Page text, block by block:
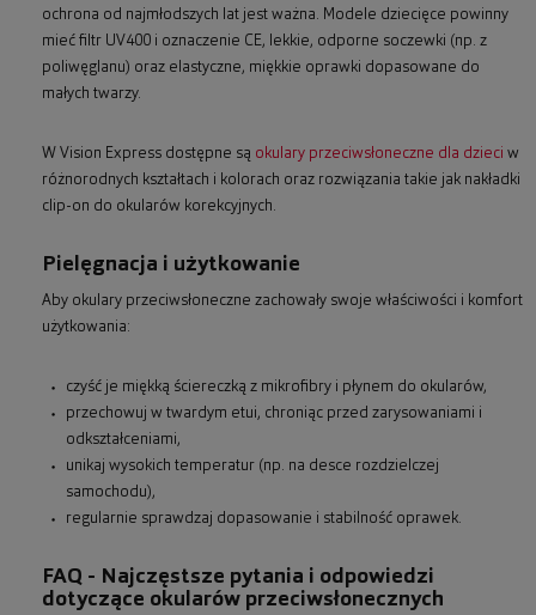
ochrona od najmłodszych lat jest ważna. Modele dziecięce powinny
mieć filtr UV400 i oznaczenie CE, lekkie, odporne soczewki (np. z
poliwęglanu) oraz elastyczne, miękkie oprawki dopasowane do
małych twarzy.
W Vision Express dostępne są okulary przeciwsłoneczne dla dzieci w
różnorodnych kształtach i kolorach oraz rozwiązania takie jak nakładki
clip-on do okularów korekcyjnych.
Pielęgnacja i użytkowanie
Aby okulary przeciwsłoneczne zachowały swoje właściwości i komfort
użytkowania:
czyść je miękką ściereczką z mikrofibry i płynem do okularów,
przechowuj w twardym etui, chroniąc przed zarysowaniami i
odkształceniami,
unikaj wysokich temperatur (np. na desce rozdzielczej
samochodu),
regularnie sprawdzaj dopasowanie i stabilność oprawek.
FAQ - Najczęstsze pytania i odpowiedzi
dotyczące okularów przeciwsłonecznych